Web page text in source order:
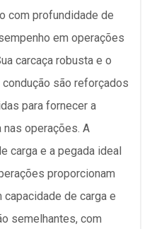
com profundidade de
em operações
carcaça robusta e o
são reforçados
para fornecer a
operações. A
carga e a pegada ideal
proporcionam
de carga e
semelhantes, com